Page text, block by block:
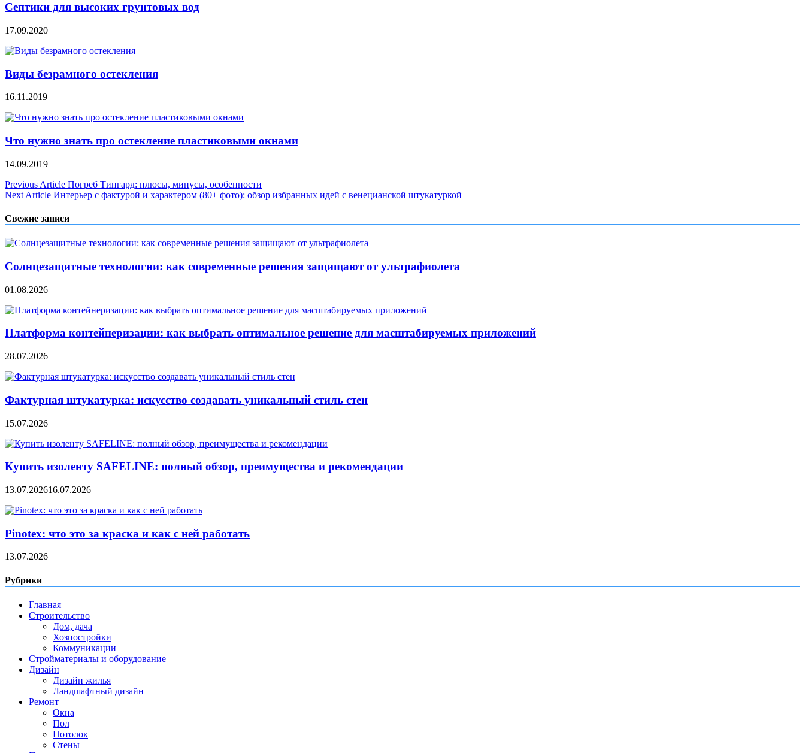
Септики для высоких грунтовых вод
17.09.2020
Виды безрамного остекления
16.11.2019
Что нужно знать про остекление пластиковыми окнами
14.09.2019
Навигация
по
записям
Previous Article Погреб Тингард: плюсы, минусы, особенности
Next Article Интерьер с фактурой и характером (80+ фото): обзор избранных идей с венецианской штукатуркой
Свежие записи
Солнцезащитные технологии: как современные решения защищают от ультрафиолета
01.08.2026
Платформа контейнеризации: как выбрать оптимальное решение для масштабируемых приложений
28.07.2026
Фактурная штукатурка: искусство создавать уникальный стиль стен
15.07.2026
Купить изоленту SAFELINE: полный обзор, преимущества и рекомендации
13.07.202616.07.2026
Pinotex: что это за краска и как с ней работать
13.07.2026
Рубрики
Главная
Строительство
Дом, дача
Хозпостройки
Коммуникации
Стройматериалы и оборудование
Дизайн
Дизайн жилья
Ландшафтный дизайн
Ремонт
Окна
Пол
Потолок
Стены